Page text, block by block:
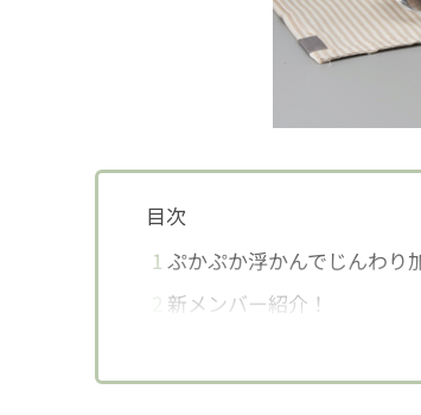
目次
1 ぷかぷか浮かんでじんわり
2 新メンバー紹介！